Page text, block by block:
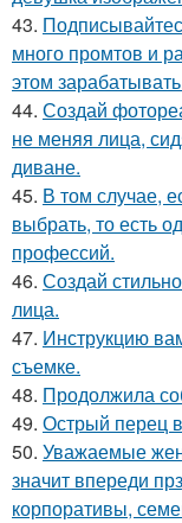
43.
много промтов и
этом
44. Создай
не меняя лица,
диване.
45. В том случае,
выбрать, то есть
профессий.
46. Создай
лица.
47. Инструкцию
съемке.
48. Продолжила
49. Острый перец
50. Уважаемые
значит впереди
корпоративы,